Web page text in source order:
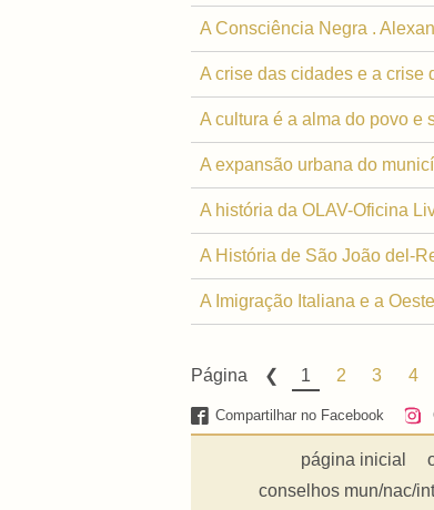
A Consciência Negra .
A crise das cidades e a crise
A cultura é a alma do povo e
A expansão urbana do
A história da OLAV-Oficina
A História de São João del-
A Imigração Italiana e a
Página 1 2 3 4
Compartilhar no Facebook
página inicial
conselhos mun/nac/